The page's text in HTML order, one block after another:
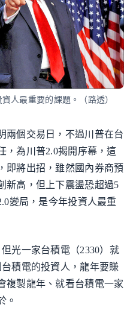
人最重要的課題。（路透）
兩個交易日，不過川普在台
，為川普2.0揭開序幕，這
即將出招，雖然國內券商預
新高，但上下震盪恐超過5
變局，是今年投資人最重
光一家台積電（2330）就
積電的投資人，龍年要賺
複製龍年、就看台積電一家
。